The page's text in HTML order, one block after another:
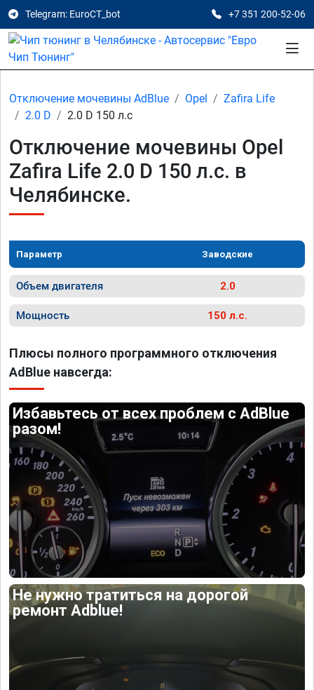
Telegram: EuroCT_bot +7 351 200-52-06
Отключение мочевины AdBlue Opel
Zafira Life
2.0 D
2.0 D 150 л.с
Отключение мочевины Opel
Zafira Life 2.0 D 150 л.с. в
Челябинске.
Параметр Заводские
Объем двигателя 2.0
Мощность 150 л.с.
Плюсы полного программного отключения
AdBlue навсегда:
Избавьтесь от всех проблем с AdBlue
разом!
Не нужно тратиться на дорогой
ремонт Adblue!